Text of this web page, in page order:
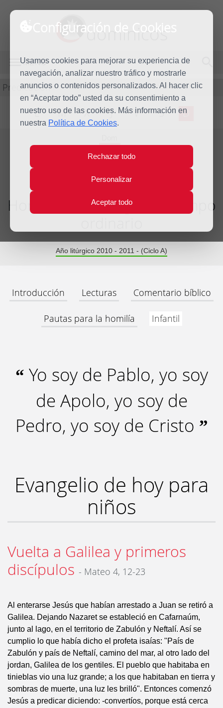
Configuración de Cookies
Usamos cookies para mejorar su experiencia de
navegación, analizar nuestro tráfico y mostrarle
anuncios o contenidos personalizados. Al hacer clic
en “Aceptar todo” usted da su consentimiento a
nuestro uso de las cookies. Más información en
nuestra Política de Cookies.
Rechazar todo
Personalizar
Aceptar todo
dominicos
MENÚ
Predicación
L M X J V S D
23
Ene
Homilía III Domingo del tiempo
Año litúrgico 2010 - 2011 - (Ciclo A)
Introducción Lecturas Comentario bíblico
Pautas para la homilía Infantil
“ Yo soy de Pablo, yo soy
de Apolo, yo soy de
Pedro, yo soy de Cristo ”
Evangelio de hoy para
niños
Vuelta a Galilea y primeros
discípulos - Mateo 4, 12-23
Al enterarse Jesús que habían arrestado a Juan se retiró a
Galilea. Dejando Nazaret se estableció en Cafarnaúm,
junto al lago, en el territorio de Zabulón y Neftalí. Así se
cumplio lo que había dicho el profeta isaías: "País de
Zabulón y país de Neftalí, camino del mar, al otro lado del
jordan, Galilea de los gentiles. El pueblo que habitaba en
tinieblas vio una luz grande; a los que habitaban en tierra y
sombras de muerte, una luz les brilló". Entonces comenzó
Jesús a predicar diciendo: -convertíos, porque está cerca